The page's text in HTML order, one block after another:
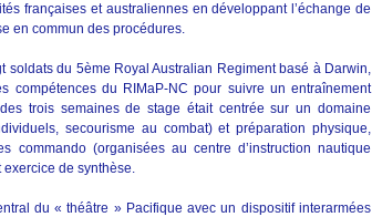
françaises et australiennes en développant l’échange de
en commun des procédures.
soldats du 5ème Royal Australian Regiment basé à Darwin,
compétences du RIMaP-NC pour suivre un entraînement
trois semaines de stage était centrée sur un domaine
secourisme au combat) et préparation physique,
commando (organisées au centre d’instruction nautique
de synthèse.
du « théâtre » Pacifique avec un dispositif interarmées